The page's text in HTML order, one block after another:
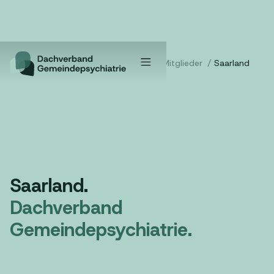
Home / Verband Mitglieder / Saarland
Saarland.
Dachverband
Gemeindepsychiatrie.